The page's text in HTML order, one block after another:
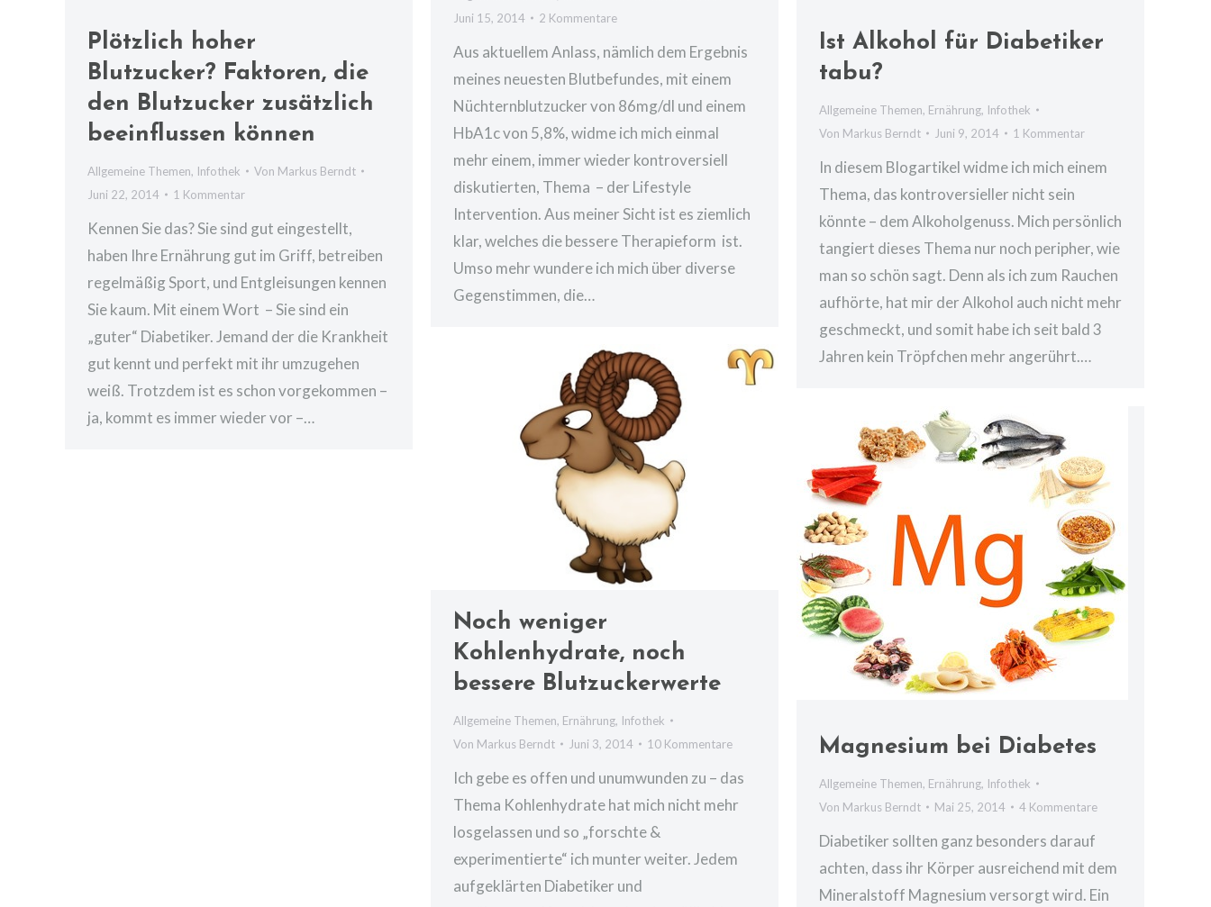
Plötzlich hoher
Blutzucker? Faktoren, die
den Blutzucker zusätzlich
beeinflussen können
Allgemeine Themen, Infothek Von Markus Berndt
Juni 22, 2014
1 Kommentar
Kennen Sie das? Sie sind gut eingestellt,
haben Ihre Ernährung gut im Griff, betreiben
regelmäßig Sport, und Entgleisungen kennen
Sie kaum. Mit einem Wort – Sie sind ein
„guter“ Diabetiker. Jemand der die Krankheit
gut kennt und perfekt mit ihr umzugehen
weiß. Trotzdem ist es schon vorgekommen –
ja, kommt es immer wieder vor –…
Juni 15, 2014
2 Kommentare
Aus aktuellem Anlass, nämlich dem Ergebnis
meines neuesten Blutbefundes, mit einem
Nüchternblutzucker von 86mg/dl und einem
HbA1c von 5,8%, widme ich mich einmal
mehr einem, immer wieder kontroversiell
diskutierten, Thema – der Lifestyle
Intervention. Aus meiner Sicht ist es ziemlich
klar, welches die bessere Therapieform ist.
Umso mehr wundere ich mich über diverse
Gegenstimmen, die…
Ist Alkohol für Diabetiker
tabu?
Allgemeine Themen, Ernährung, Infothek
Von Markus Berndt Juni 9, 2014 1 Kommentar
In diesem Blogartikel widme ich mich einem
Thema, das kontroversieller nicht sein
könnte – dem Alkoholgenuss. Mich persönlich
tangiert dieses Thema nur noch peripher, wie
man so schön sagt. Denn als ich zum Rauchen
aufhörte, hat mir der Alkohol auch nicht mehr
geschmeckt, und somit habe ich seit bald 3
Jahren kein Tröpfchen mehr angerührt.…
Noch weniger
Kohlenhydrate, noch
bessere Blutzuckerwerte
Allgemeine Themen, Ernährung, Infothek
Von Markus Berndt Juni 3, 2014 10 Kommentare
Ich gebe es offen und unumwunden zu – das
Thema Kohlenhydrate hat mich nicht mehr
losgelassen und so „forschte &
experimentierte“ ich munter weiter. Jedem
aufgeklärten Diabetiker und
Magnesium bei Diabetes
Allgemeine Themen, Ernährung, Infothek
Von Markus Berndt Mai 25, 2014 4 Kommentare
Diabetiker sollten ganz besonders darauf
achten, dass ihr Körper ausreichend mit dem
Mineralstoff Magnesium versorgt wird. Ein